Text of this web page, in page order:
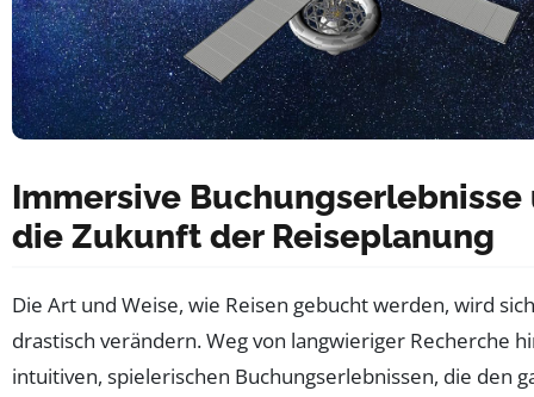
Immersive Buchungserlebnisse
die Zukunft der Reiseplanung
Die Art und Weise, wie Reisen gebucht werden, wird
drastisch verändern. Weg von langwieriger Recherche
intuitiven, spielerischen Buchungserlebnissen, die den